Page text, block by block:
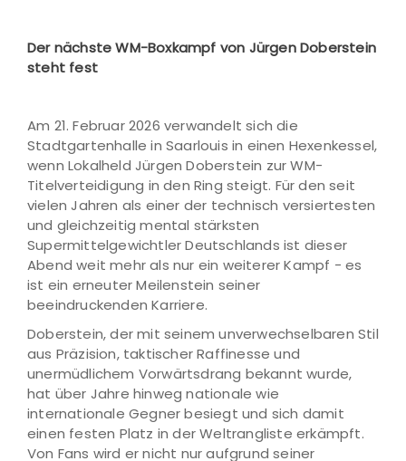
Der nächste WM-Boxkampf von Jürgen Doberstein
steht fest
Am 21. Februar 2026 verwandelt sich die
Stadtgartenhalle in Saarlouis in einen Hexenkessel,
wenn Lokalheld Jürgen Doberstein zur WM-
Titelverteidigung in den Ring steigt. Für den seit
vielen Jahren als einer der technisch versiertesten
und gleichzeitig mental stärksten
Supermittelgewichtler Deutschlands ist dieser
Abend weit mehr als nur ein weiterer Kampf - es
ist ein erneuter Meilenstein seiner
beeindruckenden Karriere.
Doberstein, der mit seinem unverwechselbaren Stil
aus Präzision, taktischer Raffinesse und
unermüdlichem Vorwärtsdrang bekannt wurde,
hat über Jahre hinweg nationale wie
internationale Gegner besiegt und sich damit
einen festen Platz in der Weltrangliste erkämpft.
Von Fans wird er nicht nur aufgrund seiner